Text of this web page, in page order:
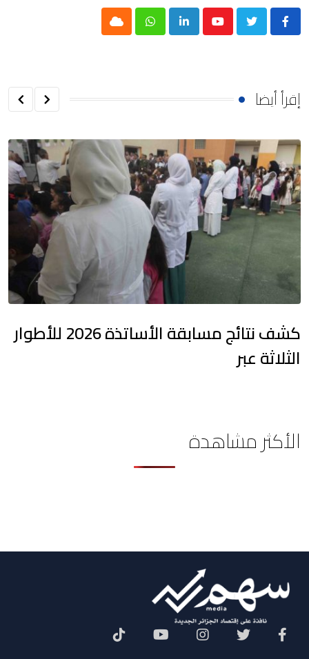
Youtube
LinkedIn
Whatsapp
Cloud
إقرأ أيضا
كشف نتائج مسابقة الأساتذة 2026 للأطوار
الثلاثة عبر
الأكثر مشاهدة